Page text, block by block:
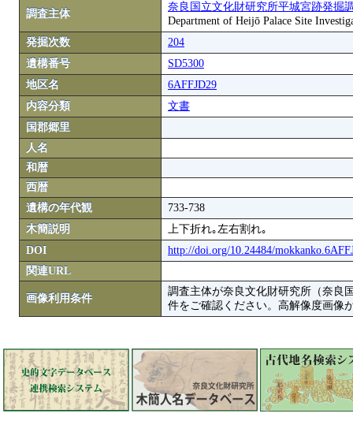
調査主体
奈良国立文化財研究所平城宮跡発掘
Department of Heijō Palace Site
発掘次数
204
遺構番号
SD5300
地区名
6AFFJD29
内容分類
文書
国郡郷里
人名
和暦
西暦
遺構の年代観
733-738
木簡説明
上下折れ｡左右割れ｡
DOI
http://doi.org/10.24484/
関連URL
画像利用条件
調査主体が奈良文化財研究所（奈良
件をご確認ください。高解像度画像